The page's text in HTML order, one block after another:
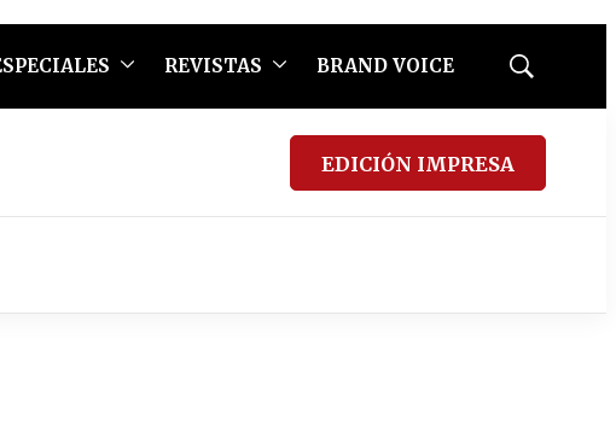
REVISTAS BRAND VOICE
Mostrar
EDICIÓN IMPRESA